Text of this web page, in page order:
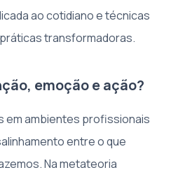
ao cotidiano e técnicas
transformadoras.
emoção e ação?
em ambientes profissionais
entre o que
Na metateoria